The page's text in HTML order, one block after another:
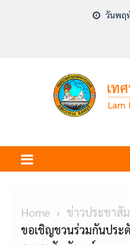
วันพฤ
Home
ข่าวประชาสั
ขอเชิญชวนร่วมกันปร